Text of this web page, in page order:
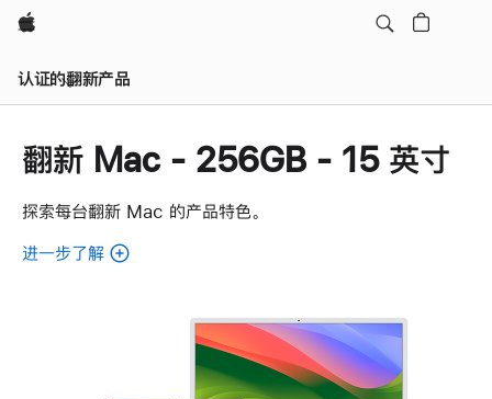
Apple
认证的翻新产品
翻新 Mac - 256GB - 15 英寸
探索每台翻新 Mac 的产品特色。
进一步了解